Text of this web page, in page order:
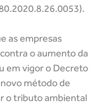
as empresas
o aumento da
em vigor o Decreto
método de
o tributo ambiental